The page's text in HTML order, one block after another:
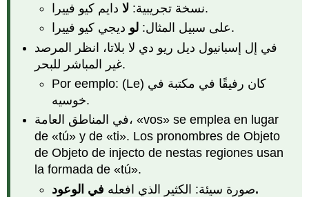
نسخة تجريبية:لا
دايم كيو فييرا.
على سبيل المثال:لو
ديجي كيو فييرا.
في إل إسبانيول ديل ريو دي لا بلاتا، انظر المرصد
غير المباشر للبحر.
Por eemplo: (Le) كان رفيقًا في مكتبة في
خوسيه.
في المناطق العامة، «vos» se emplea en lugar
de «tú» y de «ti». Los pronombres de Objeto
de Objeto de injecto de nestas regiones usan
la formada de «tú».
صورة سيئة: الكثير الذي افعلهفي الوعود.